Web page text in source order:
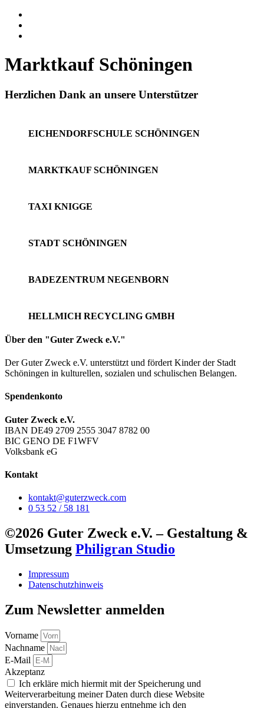
Marktkauf Schöningen
Herzlichen Dank an unsere Unterstützer
EICHENDORFSCHULE SCHÖNINGEN
MARKTKAUF SCHÖNINGEN
TAXI KNIGGE
STADT SCHÖNINGEN
BADEZENTRUM NEGENBORN
HELLMICH RECYCLING GMBH
Über den "Guter Zweck e.V."
Der Guter Zweck e.V. unterstützt und fördert Kinder der Stadt
Schöningen in kulturellen, sozialen und schulischen Belangen.
Spendenkonto
Guter Zweck e.V.
IBAN DE49 2709 2555 3047 8782 00
BIC GENO DE F1WFV
Volksbank eG
Kontakt
kontakt@guterzweck.com
0 53 52 / 58 181
©2026 Guter Zweck e.V. – Gestaltung &
Umsetzung Philigran Studio
Impressum
Datenschutzhinweis
Zum Newsletter anmelden
Vorname
Nachname
E-Mail
Akzeptanz
Ich erkläre mich hiermit mit der Speicherung und
Weiterverarbeitung meiner Daten durch diese Website
einverstanden. Genaues hierzu entnehme ich den